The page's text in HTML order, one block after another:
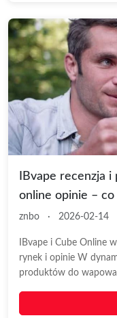
IBvape recenzja
online opinie –
znbo · 2026-02-14
IBvape i Cube Online
rynek i opinie W
produktów do